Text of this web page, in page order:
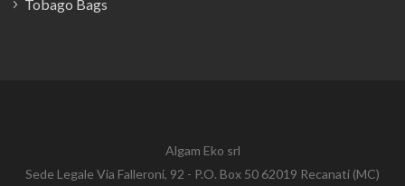
Tobago Bags
Algam Eko srl
Sede Legale Via Falleroni, 92 - P.O. Box 50 62019 Recanati (MC)